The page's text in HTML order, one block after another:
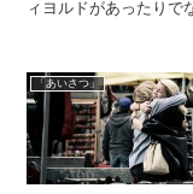
ィヨルドがあったりで
「あいさつ」